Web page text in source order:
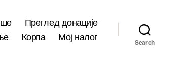
Преглед донације
Корпа Мој налог Search